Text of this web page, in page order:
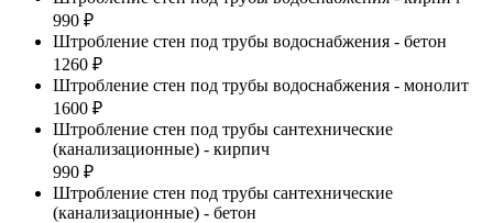
990 ₽
Штробление стен под трубы водоснабжения - бетон
1260 ₽
Штробление стен под трубы водоснабжения - монолит
1600 ₽
Штробление стен под трубы сантехнические
(канализационные) - кирпич
990 ₽
Штробление стен под трубы сантехнические
(канализационные) - бетон